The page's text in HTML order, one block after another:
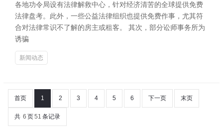
各地功令局设有法律解救中心，针对经济清苦的全球提供免费
法律盘考。此外，一些公益法律组织也提供免费作事，尤其符
合对法律常识不了解的房主或租客。 其次，部分讼师事务所为
诱骗
新闻动态
首页 1 2 3 4 5 6 下一页 末页
共 6 页51 条记录